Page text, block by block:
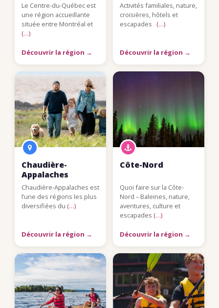
Le Centre-du-Québec est
une région accueillante
située entre Montréal et
(…)
Découvrir la région →
Activités familiales, nature,
croisières, hôtels et
escapades (…)
Découvrir la région →
Chaudière-
Appalaches
Chaudière-Appalaches est
l’une des régions les plus
diversifiées du (…)
Découvrir la région →
Côte-Nord
Quoi faire sur la Côte-
Nord – Baleines, nature,
aventures, culture et
escapades (…)
Découvrir la région →